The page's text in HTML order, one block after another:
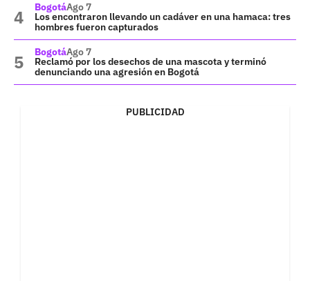
BogotáAgo 7
Los encontraron llevando un cadáver en una hamaca: tres
hombres fueron capturados
BogotáAgo 7
Reclamó por los desechos de una mascota y terminó
denunciando una agresión en Bogotá
PUBLICIDAD